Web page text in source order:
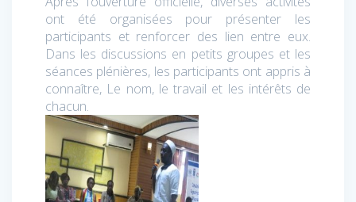
ont été organisées pour présenter les
participants et renforcer des lien entre eux.
Dans les discussions en petits groupes et les
séances plénières, les participants ont appris à
connaître, Le nom, le travail et les intérêts de
chacun.